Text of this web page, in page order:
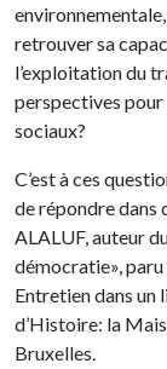
retrouver sa
l’exploitation du
perspectives pour
sociaux?
C’est à ces
de répondre dans
ALALUF, auteur
démocratie», paru
Entretien dans un
d’Histoire: la
Bruxelles.